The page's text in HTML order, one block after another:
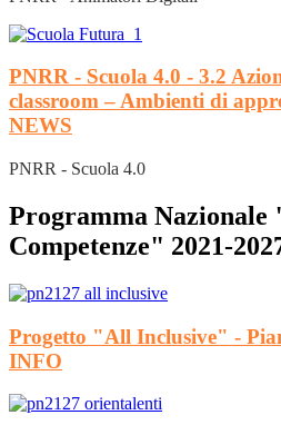
PNRR - Scuola 4.0 - 3.2
classroom – Ambienti di
NEWS
PNRR - Scuola 4.0
Programma Nazionale
Competenze" 2021-
Progetto "All Inclusive" -
INFO